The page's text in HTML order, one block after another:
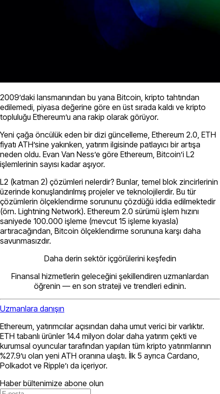
2009’daki lansmanından bu yana Bitcoin, kripto tahtından
edilemedi, piyasa değerine göre en üst sırada kaldı ve kripto
topluluğu Ethereum’u ana rakip olarak görüyor.
Yeni çağa öncülük eden bir dizi güncelleme, Ethereum 2.0, ETH
fiyatı ATH’sine yakınken, yatırım ilgisinde patlayıcı bir artışa
neden oldu. Evan Van Ness’e göre Ethereum, Bitcoin’i L2
işlemlerinin sayısı kadar aşıyor.
L2 (katman 2) çözümleri nelerdir? Bunlar, temel blok zincirlerinin
üzerinde konuşlandırılmış projeler ve teknolojilerdir. Bu tür
çözümlerin ölçeklendirme sorununu çözdüğü iddia edilmektedir
(örn. Lightning Network). Ethereum 2.0 sürümü işlem hızını
saniyede 100.000 işleme (mevcut 15 işleme kıyasla)
artıracağından, Bitcoin ölçeklendirme sorununa karşı daha
savunmasızdır.
Daha derin sektör içgörülerini keşfedin
Finansal hizmetlerin geleceğini şekillendiren uzmanlardan
öğrenin — en son strateji ve trendleri edinin.
Uzmanlara danışın
Ethereum, yatırımcılar açısından daha umut verici bir varlıktır.
ETH tabanlı ürünler 14.4 milyon dolar daha yatırım çekti ve
kurumsal oyuncular tarafından yapılan tüm kripto yatırımlarının
%27.9’u olan yeni ATH oranına ulaştı. İlk 5 ayrıca Cardano,
Polkadot ve Ripple’ı da içeriyor.
Haber bültenimize abone olun